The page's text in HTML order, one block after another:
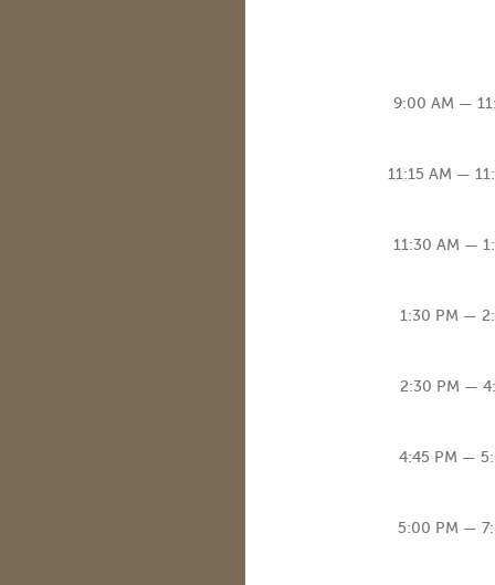
9:00 AM —
11:15 AM —
11:30 AM —
1:30 PM —
2:30 PM —
4:45 PM —
5:00 PM —